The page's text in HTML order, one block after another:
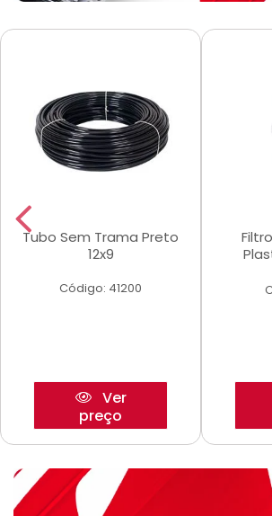
Tubo Sem Trama Preto
12x9
Código: 41200
Ver
preço